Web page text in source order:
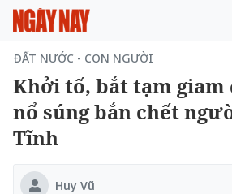
ĐẤT NƯỚC - CON NGƯỜI
Khởi tố, bắt tạm
nổ súng bắn chết
Tĩnh
Huy Vũ